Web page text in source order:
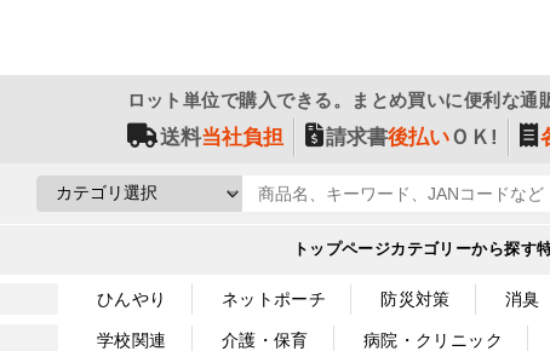
ロット単位で購入できる。まとめ買いに便利な通
送料当社負担 請求書後払いＯＫ!
トップページカテゴリーから探す
ひんやり ネットポーチ 防災対策 消臭
学校関連 介護・保育 病院・クリニック